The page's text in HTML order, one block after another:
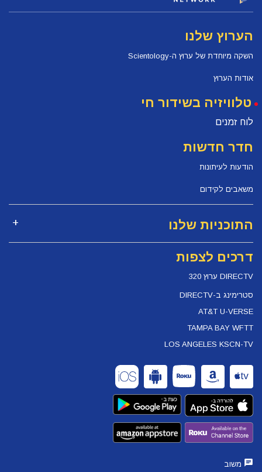
הערוץ שלנו
השקה מיוחדת של ערוץ ה-Scientology
אודות הערוץ
טלוויזיה בשידור חי
לוח זמנים
חדר חדשות
הודעות לעיתונות
משאבים לקידום
התוכניות שלנו
דרכים לצפות
DIRECTV ערוץ 320
סטרימינג ב-DIRECTV
AT&T U-VERSE
TAMPA BAY WFTT
LOS ANGELES KSCN-TV
משוב